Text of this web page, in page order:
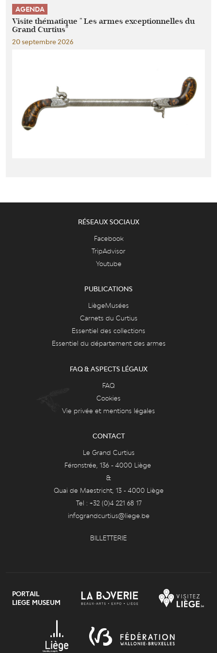
AGENDA
Visite thématique " Les armes exceptionnelles du
Grand Curtius"
20 septembre 2026
RÉSEAUX SOCIAUX
Facebook
TripAdvisor
Youtube
PUBLICATIONS
LiègeMusées
Carnets du Curtius
Essentiel des collections
Essentiel du département des armes
FAQ & ASPECTS LÉGAUX
FAQ
Cookies
Vie privée et mentions légales
CONTACT
Le Grand Curtius
Féronstrée, 136 - 4000 Liège
&
Quai de Maestricht, 13 - 4000 Liège
Tel : +32 (0)4 221 68 17
infograndcurtius@liege.be
BILLETTERIE